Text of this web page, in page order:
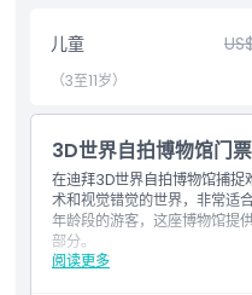
动物王国
名作世界
幽默区
准备好被众多错觉淹没吧，每
儿童
（3至11岁）
3D世界自拍博物馆门
在迪拜3D世界自拍博物馆捕
术和视觉错觉的世界，非常适
年龄段的游客，这座博物馆提
部分。
阅读更多
包含内容